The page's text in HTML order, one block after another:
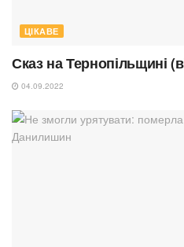
ЦІКАВЕ
Сказ на Тернопільщині
04.09.2022